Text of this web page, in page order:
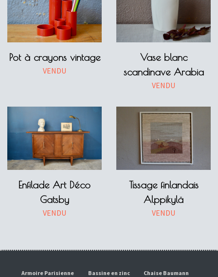
Pot à crayons vintage
VENDU
Vase blanc
scandinave Arabia
VENDU
Enfilade Art Déco
Gatsby
VENDU
Tissage finlandais
Alppikylä
VENDU
Armoire Parisienne Bassine en zinc
Chaise Baumann